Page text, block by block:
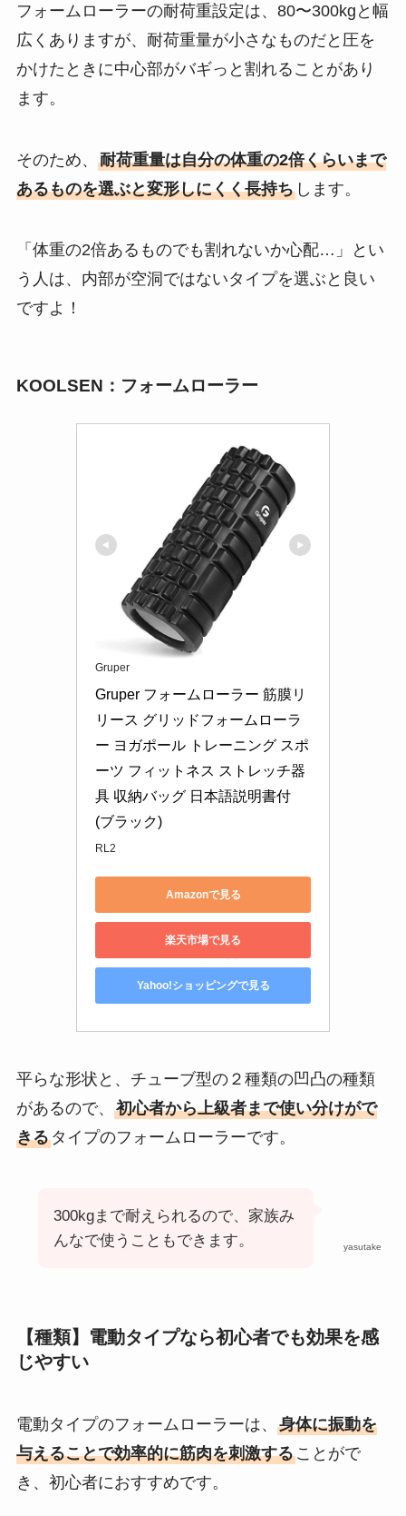
フォームローラーの耐荷重設定は、80〜300kgと幅
広くありますが、耐荷重量が小さなものだと圧を
かけたときに中心部がバギっと割れることがあり
ます。
そのため、 耐荷重量は自分の体重の2倍くらいまで
あるものを選ぶと変形しにくく長持ちします。
「体重の2倍あるものでも割れないか心配…」とい
う人は、内部が空洞ではないタイプを選ぶと良い
ですよ！
KOOLSEN：フォームローラー
Gruper
Gruper フォームローラー 筋膜リ
リース グリッドフォームローラ
ー ヨガポール トレーニング スポ
ーツ フィットネス ストレッチ器
具 収納バッグ 日本語説明書付
(ブラック)
RL2
Amazonで見る
楽天市場で見る
Yahoo!ショッピングで見る
平らな形状と、チューブ型の２種類の凹凸の種類
があるので、 初心者から上級者まで使い分けがで
きるタイプのフォームローラーです。
yasutake
300kgまで耐えられるので、家族み
んなで使うこともできます。
【種類】電動タイプなら初心者でも効果を感
じやすい
電動タイプのフォームローラーは、 身体に振動を
与えることで効率的に筋肉を刺激することがで
き、初心者におすすめです。